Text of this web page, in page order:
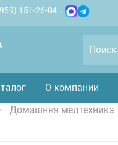
151-26-04
О компании
Домашняя медтехника